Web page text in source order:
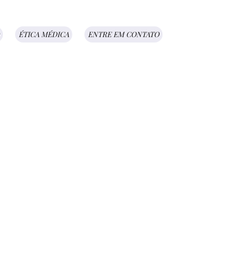
ÉTICA MÉDICA ENTRE EM CONTATO